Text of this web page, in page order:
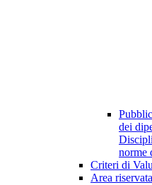
dei
norme
Criteri di
Area